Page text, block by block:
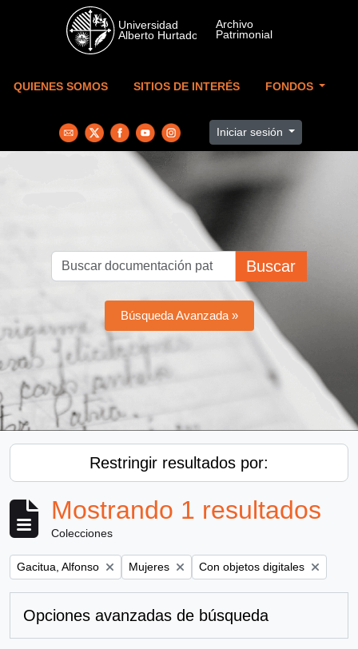
Skip to main content
QUIENES SOMOS SITIOS DE INTERÉS FONDOS
Iniciar sesión
Buscar
Búsqueda Avanzada »
Restringir resultados por:
Mostrando 1 resultados
Colecciones
Remove filter:
Gacitua, Alfonso Remove filter:
Mujeres Remove filter:
Con objetos digitales
Opciones avanzadas de búsqueda